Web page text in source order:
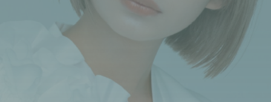
沙龍系統式護髮
造型系列
其他商品